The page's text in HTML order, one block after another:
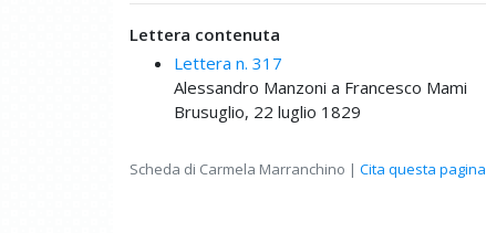
Lettera contenuta
Lettera n. 317
Alessandro Manzoni a Francesco Mami
Brusuglio, 22 luglio 1829
Scheda di Carmela Marranchino | Cita questa pagina